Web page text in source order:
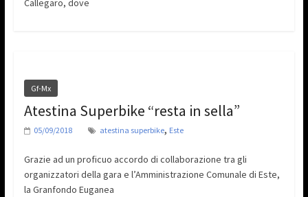
Callegaro, dove
Gf-Mx
Atestina Superbike “resta in sella”
05/09/2018 atestina superbike, Este
Grazie ad un proficuo accordo di collaborazione tra gli
organizzatori della gara e l’Amministrazione Comunale di Este,
la Granfondo Euganea